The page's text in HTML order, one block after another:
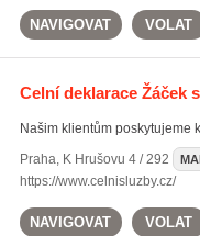
NAVIGOVAT VOLAT
Celní deklarace Žáček
Našim klientům poskytujeme
Praha, K Hrušovu 4 / 292
https://www.celnisluzby.cz/
NAVIGOVAT VOLAT